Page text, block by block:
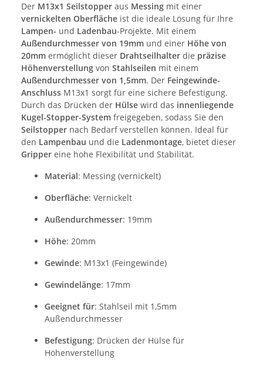
Der M13x1 Seilstopper aus Messing mit einer
vernickelten Oberfläche ist die ideale Lösung für Ihre
Lampen- und Ladenbau-Projekte. Mit einem
Außendurchmesser von 19mm und einer Höhe von
20mm ermöglicht dieser Drahtseilhalter die präzise
Höhenverstellung von Stahlseilen mit einem
Außendurchmesser von 1,5mm. Der Feingewinde-
Anschluss M13x1 sorgt für eine sichere Befestigung.
Durch das Drücken der Hülse wird das innenliegende
Kugel-Stopper-System freigegeben, sodass Sie den
Seilstopper nach Bedarf verstellen können. Ideal für
den Lampenbau und die Ladenmontage, bietet dieser
Gripper eine hohe Flexibilität und Stabilität.
Material: Messing (vernickelt)
Oberfläche: Vernickelt
Außendurchmesser: 19mm
Höhe: 20mm
Gewinde: M13x1 (Feingewinde)
Gewindelänge: 17mm
Geeignet für: Stahlseil mit 1,5mm
Außendurchmesser
Befestigung: Drücken der Hülse für
Höhenverstellung